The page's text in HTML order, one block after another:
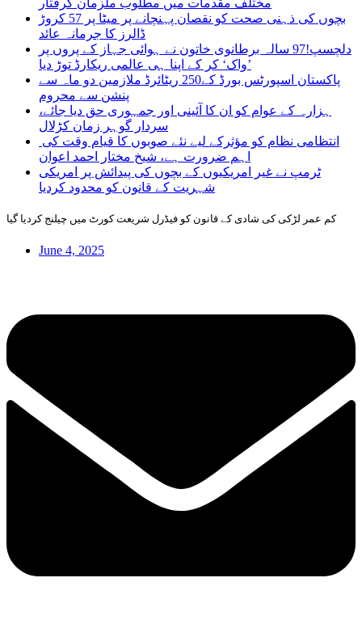
مختلف مقدمات میں مطلوب ملزمان گرفتار
بچوں کی ذہنی صحت کو نقصان پہنچانے پر میٹا پر 57 کروڑ
ڈالرز کا جرمانہ عائد
دلچسپ!97 سالہ برطانوی خاتون نے ہوائی جہاز کے پروں پر
’واک‘ کر کے اپنا ہی عالمی ریکارڈ توڑ دیا
پاکستان اسپورٹس بورڈ کے250 ریٹائرڈ ملازمین دو ماہ سے
پنشن سے محروم
ہزارہ کے عوام کو ان کا آئینی اور جمہوری حق دیا جائے،
سردار گوہر زمان کڑلال
اہم ضرورت ہے، شیخ مختار احمد اعوان
ٹرمپ نے غیر امریکیوں کے بچوں کی پیدائش پر امریکی
شہریت کے قانون کو محدود کردیا
کم عمر لڑکی کی شادی کے قانون کو فیڈرل شریعت کورٹ میں چیلنج کردیا گیا
June 4, 2025